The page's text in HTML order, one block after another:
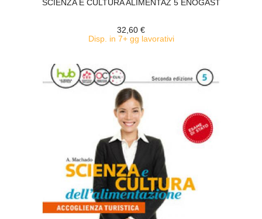
SCIENZA E CULTURA ALIMENTAZ 5 ENOGAST
32,60 €
Disp. in 7+ gg lavorativi